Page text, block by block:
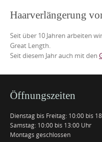
Haarverlängerung
Seit über 10 Jahren arbeiten
Great Length.
Seit diesem Jahr auch mit den
Öffnungszeiten
Dienstag bis Freitag: 10:00 bis
Samstag: 10:00 bis 13:00 Uhr
Montags geschlossen